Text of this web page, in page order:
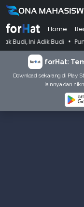
Home
Budi • Punya Tujuan
forHat:
Download sekarang di Play
lainnya dan